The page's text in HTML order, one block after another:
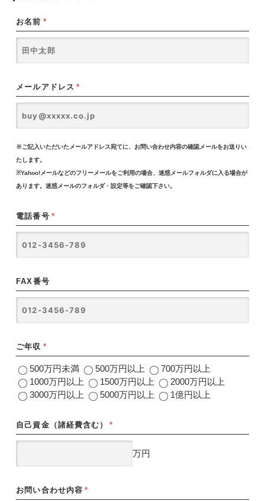
お名前 *
メールアドレス *
※ご記入いただいたメールアドレス宛てに、お問い合わせ内容の確認メールをお送りい
たします。
※Yahoo!メールなどのフリーメールをご利用の場合、迷惑メールフォルダに入る場合が
あります。迷惑メールのフォルダ・設定等をご確認下さい。
電話番号 *
FAX番号
ご年収 *
500万円未満 500万円以上
700万円以上
1000万円以上
1500万円以上
2000万円以上
3000万円以上
5000万円以上 1億円以上
自己資金（諸経費含む） *
万円
お問い合わせ内容 *